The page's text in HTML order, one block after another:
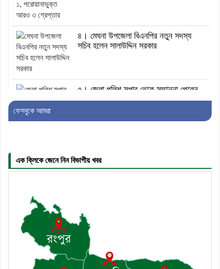
৪। মেঘনা উপজেলা বিএনপির নতুন সদস্য
সচিব হলেন সালাউদ্দিন সরকার
৫। জেলা পুলিশ সুপার থেকে সম্মাননা পেলেন
দাউদকান্দি মডেল থানার এএসআই সজল
৮। মেঘনায় আইন-শৃঙ্খলা কমিটির মাসিক
সভা অনুষ্ঠিত
ফেসবুকে আমরা
এক ক্লিকে জেনে নিন বিভাগীয় খবর